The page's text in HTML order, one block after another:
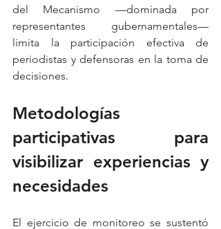
del Mecanismo —dominada por
representantes gubernamentales—
limita la participación efectiva de
periodistas y defensoras en la toma de
decisiones.
Metodologías
participativas para
visibilizar experiencias y
necesidades
El ejercicio de monitoreo se sustentó